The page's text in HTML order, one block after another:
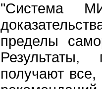
"Система
пределы
получают все,